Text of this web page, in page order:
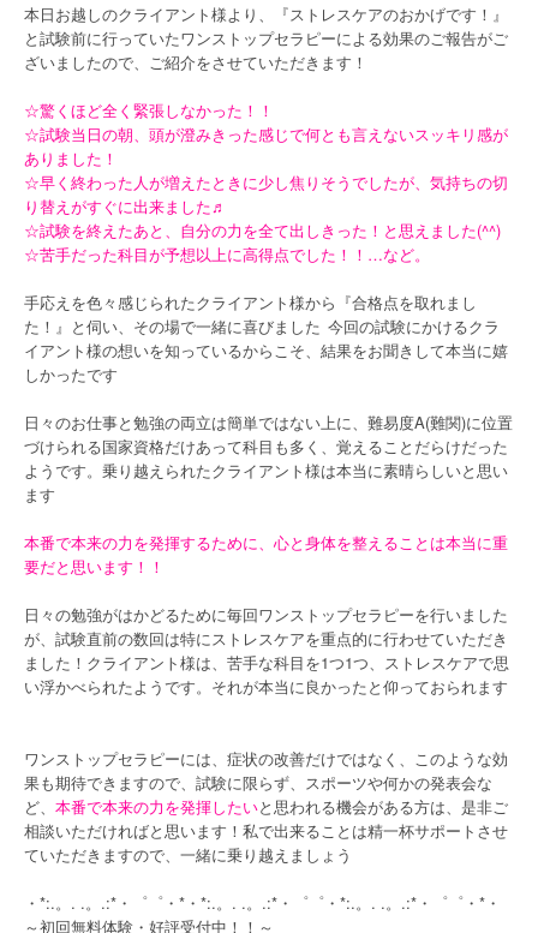
本日お越しのクライアント様より、『ストレスケアのおかげです！』
と試験前に行っていたワンストップセラピーによる効果のご報告がご
ざいましたので、ご紹介をさせていただきます！
☆驚くほど全く緊張しなかった！！
☆試験当日の朝、頭が澄みきった感じで何とも言えないスッキリ感が
ありました！
☆早く終わった人が増えたときに少し焦りそうでしたが、気持ちの切
り替えがすぐに出来ました♬
☆試験を終えたあと、自分の力を全て出しきった！と思えました(^^)
☆苦手だった科目が予想以上に高得点でした！！…など。
手応えを色々感じられたクライアント様から『合格点を取れまし
た！』と伺い、その場で一緒に喜びました 今回の試験にかけるクラ
イアント様の想いを知っているからこそ、結果をお聞きして本当に嬉
しかったです
日々のお仕事と勉強の両立は簡単ではない上に、難易度A(難関)に位置
づけられる国家資格だけあって科目も多く、覚えることだらけだった
ようです。乗り越えられたクライアント様は本当に素晴らしいと思い
ます
本番で本来の力を発揮するために、心と身体を整えることは本当に重
要だと思います！！
日々の勉強がはかどるために毎回ワンストップセラピーを行いました
が、試験直前の数回は特にストレスケアを重点的に行わせていただき
ました！クライアント様は、苦手な科目を1つ1つ、ストレスケアで思
い浮かべられたようです。それが本当に良かったと仰っておられます
ワンストップセラピーには、症状の改善だけではなく、このような効
果も期待できますので、試験に限らず、スポーツや何かの発表会な
ど、 本番で本来の力を発揮したいと思われる機会がある方は、是非ご
相談いただければと思います！私で出来ることは精一杯サポートさせ
ていただきますので、一緒に乗り越えましょう
・*:.。. .。.:*・゜゜・*・*:.。. .。.:*・゜゜・*:.。. .。.:*・゜゜・*・
～初回無料体験・好評受付中！！～